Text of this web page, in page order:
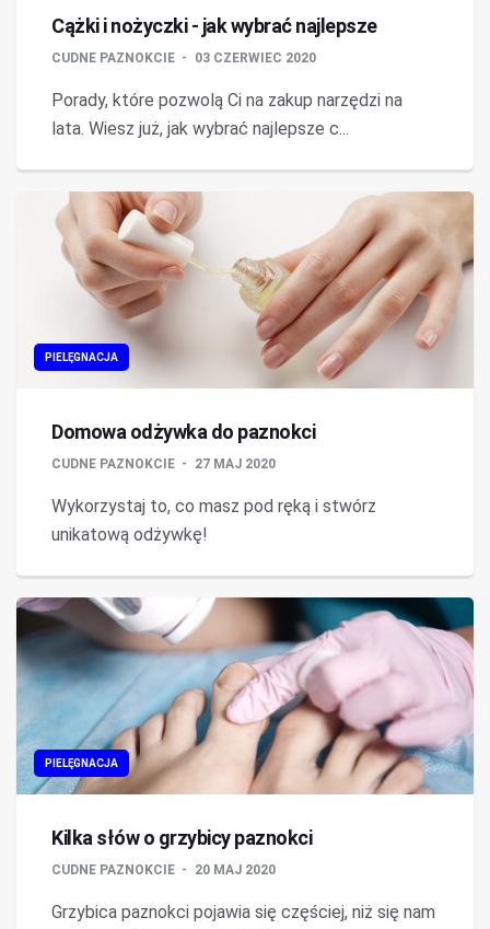
Cążki i nożyczki - jak wybrać najlepsze
CUDNE PAZNOKCIE 03 CZERWIEC 2020
Porady, które pozwolą Ci na zakup narzędzi na
lata. Wiesz już, jak wybrać najlepsze c...
PIELĘGNACJA
Domowa odżywka do paznokci
CUDNE PAZNOKCIE 27 MAJ 2020
Wykorzystaj to, co masz pod ręką i stwórz
unikatową odżywkę!
PIELĘGNACJA
Kilka słów o grzybicy paznokci
CUDNE PAZNOKCIE 20 MAJ 2020
Grzybica paznokci pojawia się częściej, niż się nam